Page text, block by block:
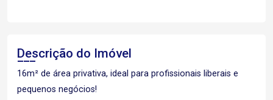
Descrição do Imóvel
16m² de área privativa, ideal para profissionais liberais e
pequenos negócios!